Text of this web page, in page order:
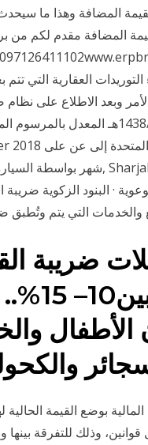
القيمة المضافة مقدم لكم
العقارية التي تتم
وبعد الاطلاع على نظام
· البنود الزكوية
التي يتم وتُطبق
ضريبة
الأطفال
بوضع القيمة
وذلك للتفرقة بينها